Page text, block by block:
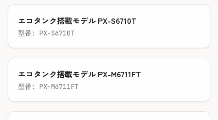
エコタンク搭載モデル PX-S6710T
型番: PX-S6710T
エコタンク搭載モデル PX-M6711FT
型番: PX-M6711FT